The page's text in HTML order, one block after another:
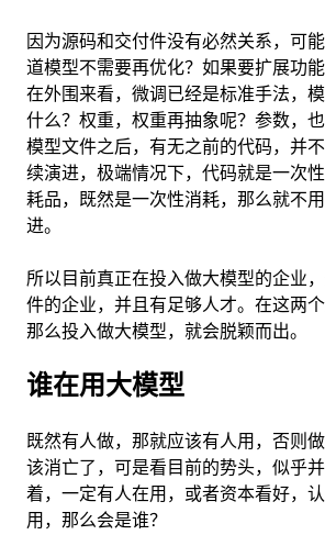
因为源码和交付件没有必然关系，可
道模型不需要再优化？如果要扩展功
在外围来看，微调已经是标准手法，
什么？权重，权重再抽象呢？参数，
模型文件之后，有无之前的代码，并
续演进，极端情况下，代码就是一次
耗品，既然是一次性消耗，那么就不
进。
所以目前真正在投入做大模型的企业
件的企业，并且有足够人才。在这两个
那么投入做大模型，就会脱颖而出。
谁在用大模型
既然有人做，那就应该有人用，否则
该消亡了，可是看目前的势头，似乎
着，一定有人在用，或者资本看好，
用，那么会是谁？